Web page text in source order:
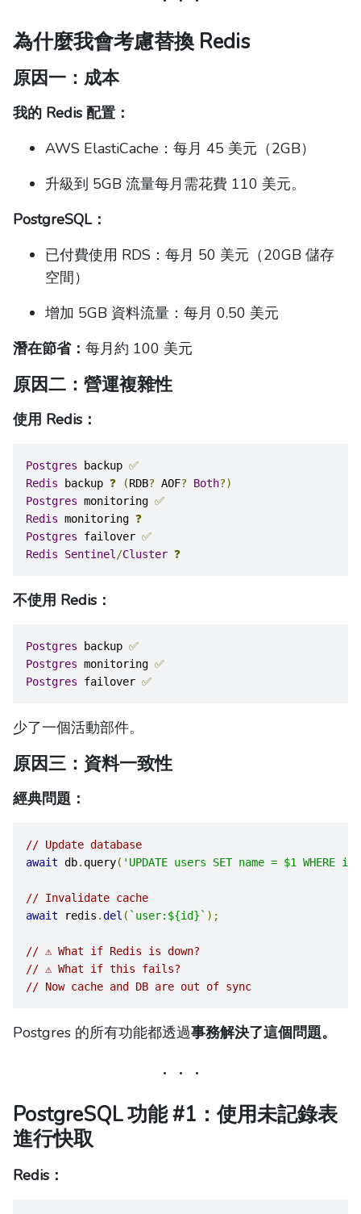
為什麼我會考慮替換 Redis
原因一：成本
我的 Redis 配置：
AWS ElastiCache：每月 45 美元（2GB）
升級到 5GB 流量每月需花費 110 美元。
PostgreSQL：
已付費使用 RDS：每月 50 美元（20GB 儲存
空間）
增加 5GB 資料流量：每月 0.50 美元
潛在節省： 每月約 100 美元
原因二：營運複雜性
使用 Redis：
Postgres backup ✅
Redis backup ❓ (RDB? AOF? Both?)
Postgres monitoring ✅
Redis monitoring ❓
Postgres failover ✅
Redis
Sentinel /Cluster ❓
不使用 Redis：
Postgres backup ✅
Postgres monitoring ✅
Postgres failover ✅
少了一個活動部件。
原因三：資料一致性
經典問題：
// Update database
await db. query( 'UPDATE users SET name = $1 WHERE
// Invalidate cache
await redis .del ( `user:${id}` );
// ⚠️ What if Redis is down?
// ⚠️ What if this fails?
// Now cache and DB are out of sync
Postgres 的所有功能都透過事務解決了這個問題。
PostgreSQL 功能 #1：使用未記錄表
進行快取
Redis：